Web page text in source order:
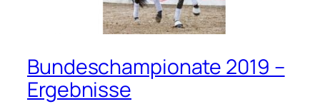
Bundeschampionate 2019 –
Ergebnisse